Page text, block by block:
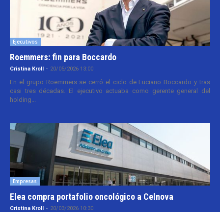
Ejecutivos
Roemmers: fin para Boccardo
Cristina Kroll - 20/05/2026 13:00
En el grupo Roemmers se cerró el ciclo de Luciano Boccardo y tras
casi tres décadas. El ejecutivo actuaba como gerente general del
holding...
Empresas
Elea compra portafolio oncológico a Celnova
Cristina Kroll - 20/03/2026 10:30